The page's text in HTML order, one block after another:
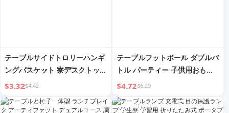
テーブルサイドトロリーハンギ
ングバスケット 寮デスクトップ
ハンギングビューティーカース
トレージボックス ハンギングチ
ューブ ペンホルダー収納バケッ
$3.32$4.42
テーブルフットボール ダブルバ
トル パーティー 子供用おもち
ゃ
$4.72$6.29